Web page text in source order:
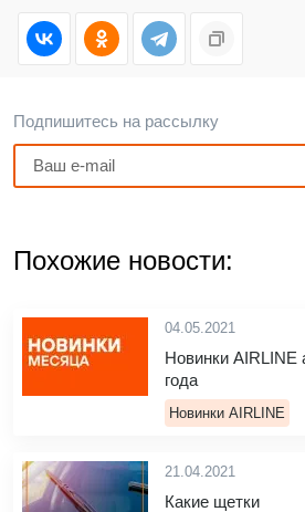
Подпишитесь на рассылку
Похожие новости:
04.05.2021
Новинки AIRLINE
года
Новинки AIRLINE
21.04.2021
Какие щетки